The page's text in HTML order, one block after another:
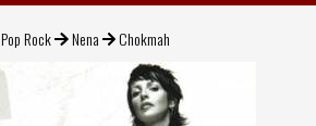
Pop Rock Nena Chokmah